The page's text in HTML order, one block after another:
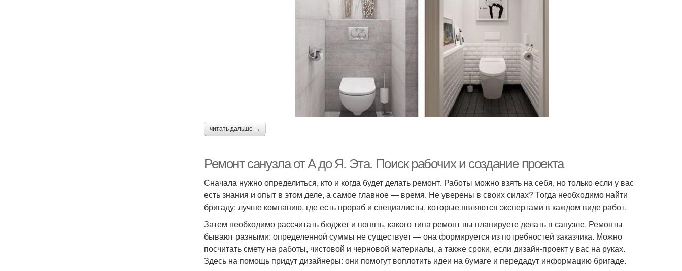
читать дальше →
Ремонт санузла от А до Я. Эта. Поиск рабочих и создание проекта
Сначала нужно определиться, кто и когда будет делать ремонт. Работы можно взять на себя, но только если у вас
есть знания и опыт в этом деле, а самое главное — время. Не уверены в своих силах? Тогда необходимо найти
бригаду: лучше компанию, где есть прораб и специалисты, которые являются экспертами в каждом виде работ.
Затем необходимо рассчитать бюджет и понять, какого типа ремонт вы планируете делать в санузле. Ремонты
бывают разными: определенной суммы не существует — она формируется из потребностей заказчика. Можно
посчитать смету на работы, чистовой и черновой материалы, а также сроки, если дизайн-проект у вас на руках.
Здесь на помощь придут дизайнеры: они помогут воплотить идеи на бумаге и передадут информацию бригаде.